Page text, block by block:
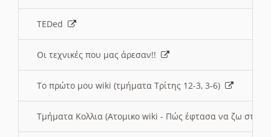
TEDed
Οι τεχνικές που μας άρεσαν!!
Το πρώτο μου wiki (τμήματα Τρίτης 12-3, 3-6)
Τμήματα Κολλια (Ατομικο wiki - Πώς έφτασα να ζω στην